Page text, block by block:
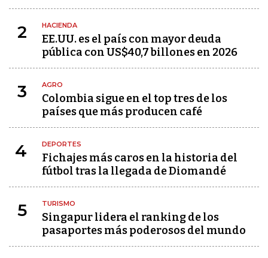
2 HACIENDA
EE.UU. es el país con mayor deuda
pública con US$40,7 billones en 2026
3 AGRO
Colombia sigue en el top tres de los
países que más producen café
4 DEPORTES
Fichajes más caros en la historia del
fútbol tras la llegada de Diomandé
5 TURISMO
Singapur lidera el ranking de los
pasaportes más poderosos del mundo